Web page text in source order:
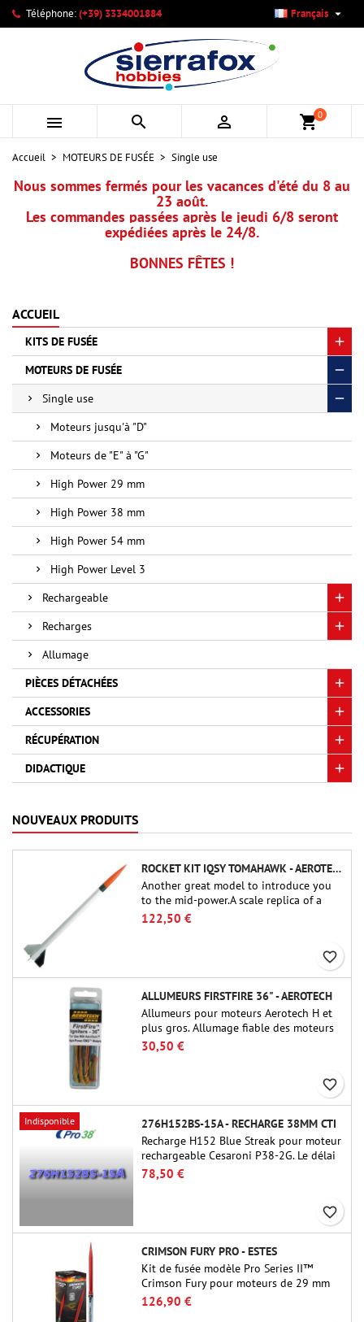
Téléphone:(+39) 3334001884 Français 
   shopping_cart0
Accueil MOTEURS DE FUSÉE Single use
Nous sommes fermés pour les vacances d'été du 8 au
23 août.
Les commandes passées après le jeudi 6/8 seront
expédiées après le 24/8.
BONNES FÊTES !
ACCUEIL
KITS DE FUSÉE
MOTEURS DE FUSÉE
Single use
Moteurs jusqu'à "D"
Moteurs de "E" à "G"
High Power 29 mm
High Power 38 mm
High Power 54 mm
High Power Level 3
Rechargeable
Recharges
Allumage
PIÈCES DÉTACHÉES
ACCESSORIES
RÉCUPÉRATION
DIDACTIQUE
NOUVEAUX PRODUITS
ROCKET KIT IQSY TOMAHAWK - AEROTECH
Another great model to introduce you
to the mid-power.A scale replica of a
famous sounding rocket, small in size
and peefect to move to higher-level kits.
122,50 €
favorite_border
ALLUMEURS FIRSTFIRE 36" - AEROTECH
Allumeurs pour moteurs Aerotech H et
plus gros. Allumage fiable des moteurs
jusqu'à 91 cm de longu
30,50 €
favorite_border
Indisponible
276H152BS-15A - RECHARGE 38MM CTI
Recharge H152 Blue Streak pour moteur
rechargeable Cesaroni P38-2G. Le délai
de 15 secondes est réglable via l'outil
ProDAT 38
78,50 €
favorite_border
CRIMSON FURY PRO - ESTES
Kit de fusée modèle Pro Series II™
Crimson Fury pour moteurs de 29 mm
de type E, F et G. Conçu pour les
fuséologues confirmés, le Crimson Fury
126,90 €
Mes listes d'envies ×
Créer une nouvelle liste
((modalTitle)) ×
((confirmMessage))
((cancelText)) ((modalDeleteText))
Créer une liste d'envies ×
Nom de la liste d'envies
Annuler Créer une liste d'envies
Connexion ×
Vous devez être connecté pour ajouter des produits à votre
liste d'envies.
Annuler Connexion